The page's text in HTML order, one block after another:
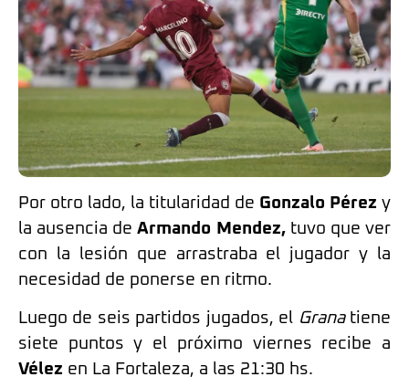
Por otro lado, la titularidad de Gonzalo Pérez y
la ausencia deArmando Mendez,tuvo que ver
con la lesión que arrastraba el jugador y la
necesidad de ponerse en ritmo.
Luego de seis partidos jugados, el Granatiene
siete puntos y el próximo viernes recibe a
Vélez en La Fortaleza, a las 21:30 hs.